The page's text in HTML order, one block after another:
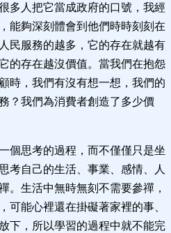
多人把它當成政府的口號，我經
能夠深刻體會到他們時時刻刻在
民服務的越多，它的存在就越有
的存在越沒價值。當我們在抱怨
時，我們有沒有想一想，我們的
？我們為消費者創造了多少價
個思考的過程，而不僅僅只是坐
考自己的生活、事業、感情、人
。生活中無時無刻不需要參禪，
可能心裡還在掛礙著家裡的事、
下，所以學習的過程中就不能完